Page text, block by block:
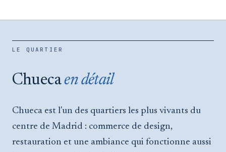
LE QUARTIER
Chuecaen détail
Chueca est l'un des quartiers les plus vivants du
centre de Madrid : commerce de design,
restauration et une ambiance qui fonctionne aussi